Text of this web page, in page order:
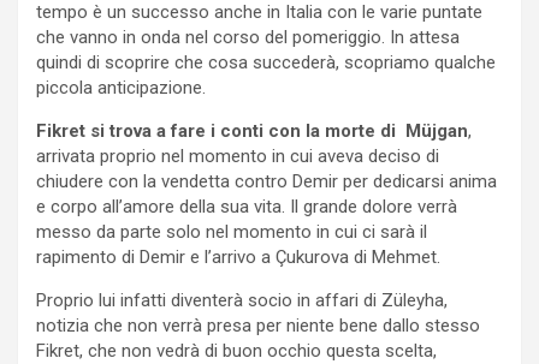
tempo è un successo anche in Italia con le varie puntate
che vanno in onda nel corso del pomeriggio. In attesa
quindi di scoprire che cosa succederà, scopriamo qualche
piccola anticipazione.
Fikret si trova a fare i conti con la morte di Müjgan,
arrivata proprio nel momento in cui aveva deciso di
chiudere con la vendetta contro Demir per dedicarsi anima
e corpo all’amore della sua vita. Il grande dolore verrà
messo da parte solo nel momento in cui ci sarà il
rapimento di Demir e l’arrivo a Çukurova di Mehmet.
Proprio lui infatti diventerà socio in affari di Züleyha,
notizia che non verrà presa per niente bene dallo stesso
Fikret, che non vedrà di buon occhio questa scelta,